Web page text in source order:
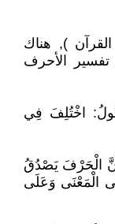
), هناك
تفسير الأحرف
اخْتُلِفَ فِي
الْحَرْفَ يَصْدُقُ
الْمَعْنَى وَعَلَى